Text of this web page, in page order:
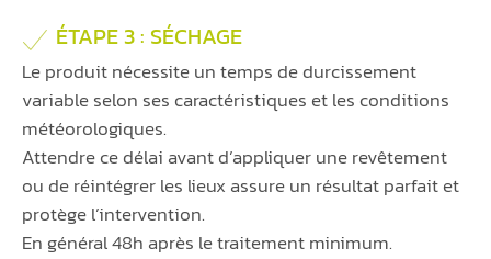
ÉTAPE 3 : SÉCHAGE
Le produit nécessite un temps de durcissement
variable selon ses caractéristiques et les conditions
météorologiques.
Attendre ce délai avant d’appliquer une revêtement
ou de réintégrer les lieux assure un résultat parfait et
protège l’intervention.
En général 48h après le traitement minimum.